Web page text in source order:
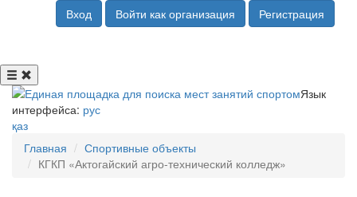
Вход Войти как организация Регистрация
Язык
интерфейса: рус
қаз
Главная
Спортивные объекты
КГКП «Актогайский агро-технический колледж»